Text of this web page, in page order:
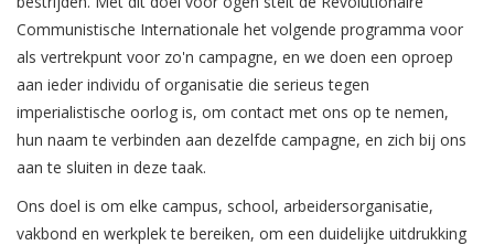
Communistische Internationale het volgende programma voor
als vertrekpunt voor zo'n campagne, en we doen een oproep
aan ieder individu of organisatie die serieus tegen
imperialistische oorlog is, om contact met ons op te nemen,
hun naam te verbinden aan dezelfde campagne, en zich bij ons
aan te sluiten in deze taak.
Ons doel is om elke campus, school, arbeidersorganisatie,
vakbond en werkplek te bereiken, om een duidelijke uitdrukking